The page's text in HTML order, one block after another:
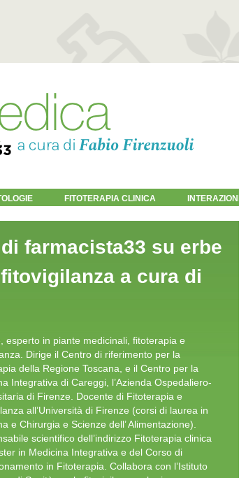
FITOTERAPIA CLINICA INTERAZIONI
farmacista33 su erbe
a cura di
esperto in piante medicinali, fitoterapia e
Dirige il Centro di riferimento per la
della Regione Toscana, e il Centro per la
Integrativa di Careggi, l’Azienda Ospedaliero-
di Firenze. Docente di Fitoterapia e
all’Università di Firenze (corsi di laurea in
e Chirurgia e Scienze dell’ Alimentazione).
scientifico dell’indirizzo Fitoterapia clinica
in Medicina Integrativa e del Corso di
in Fitoterapia. Collabora con l’Istituto